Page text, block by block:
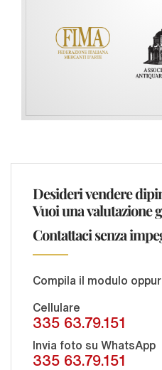
Desideri vendere
Vuoi una valutazione
Contattaci senza
Compila il modulo
Cellulare
335 63.79.151
Invia foto su WhatsApp
335 63.79.151